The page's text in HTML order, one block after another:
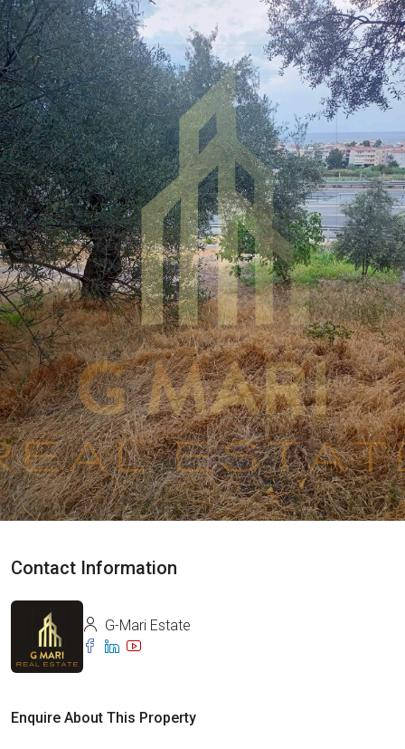
Contact Information
G-Mari Estate
Enquire About This Property